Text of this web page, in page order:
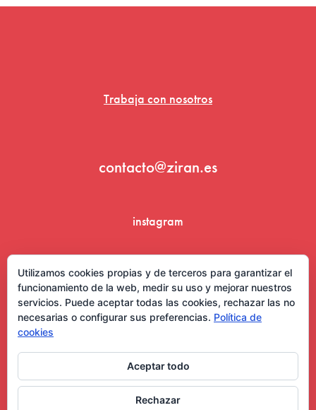
Trabaja con nosotros
contacto@ziran.es
instagram
Aviso Legal y Condiciones de Uso
Utilizamos cookies propias y de terceros para garantizar el
funcionamiento de la web, medir su uso y mejorar nuestros
servicios. Puede aceptar todas las cookies, rechazar las no
necesarias o configurar sus preferencias. Política de
cookies
Aceptar todo
Rechazar